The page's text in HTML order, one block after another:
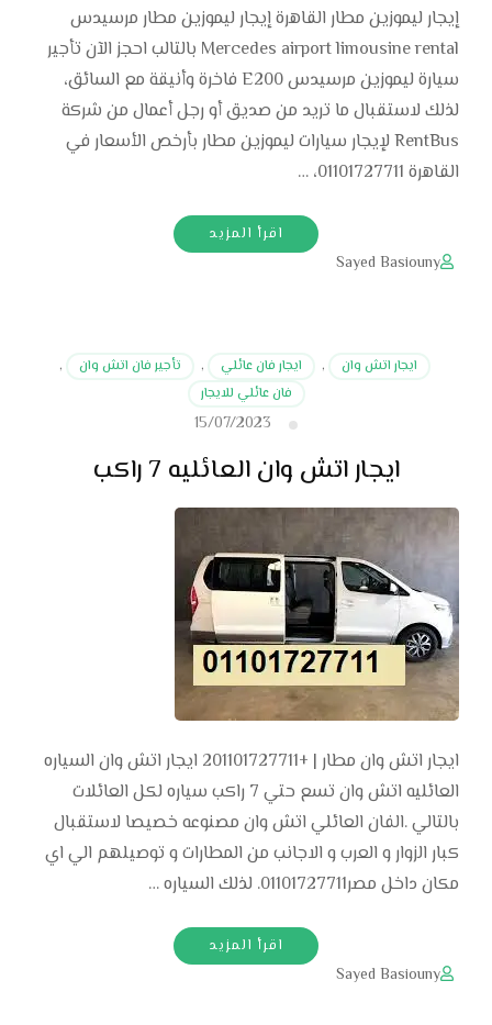
إيجار ليموزين مطار القاهرة إيجار ليموزين مطار مرسيدس
Mercedes airport limousine rental بالتالب احجز الآن تأجير
سيارة ليموزين مرسيدس E200 فاخرة وأنيقة مع السائق،
لذلك لاستقبال ما تريد من صديق أو رجل أعمال من شركة
RentBus لإيجار سيارات ليموزين مطار بأرخص الأسعار في
القاهرة 01101727711، …
اقرأ المزيد
Sayed Basiouny
ايجار اتش وان , ايجار فان عائلي , تأجير فان اتش وان
,
فان عائلي للايجار
15/07/2023
ايجار اتش وان العائليه 7 راكب
ايجار اتش وان مطار | +201101727711 ايجار اتش وان السياره
العائليه اتش وان تسع حتي 7 راكب سياره لكل العائلات
بالتالي .الفان العائلي اتش وان مصنوعه خصيصا لاستقبال
كبار الزوار و العرب و الاجانب من المطارات و توصيلهم الي اي
مكان داخل مصر01101727711. لذلك السياره …
اقرأ المزيد
Sayed Basiouny